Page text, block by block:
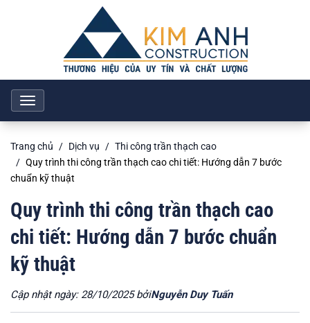
Toggle
navigation
Trang chủ Dịch vụ
Thi công trần thạch cao
Quy trình thi công trần thạch cao chi tiết: Hướng dẫn 7 bước
chuẩn kỹ thuật
Quy trình thi công trần thạch cao
chi tiết: Hướng dẫn 7 bước chuẩn
kỹ thuật
Cập nhật ngày: 28/10/2025 bởiNguyễn Duy Tuấn